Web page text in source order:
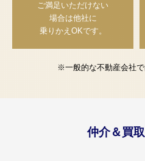
ご満足いただけない
場合は他社に
乗りかえOKです。
※一般的な不動産会社で
仲介＆買取